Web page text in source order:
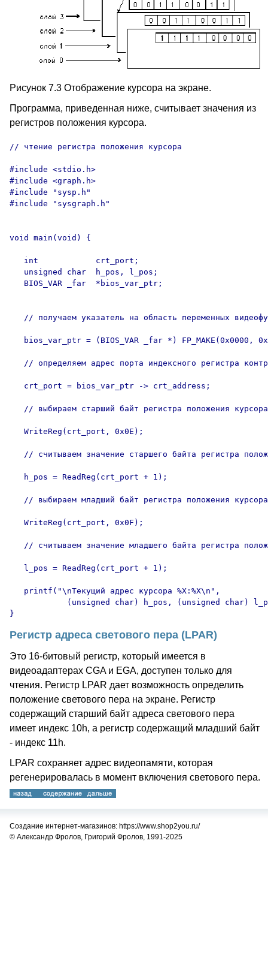
Рисунок 7.3 Отображение курсора на экране.
Программа, приведенная ниже, считывает значения из
регистров положения курсора.
// чтение регистра положения курсора
#include <stdio.h>
#include <graph.h>
#include "sysp.h"
#include "sysgraph.h"
void main(void) {
   int            crt_port;
   unsigned char  h_pos, l_pos;
   BIOS_VAR _far  *bios_var_ptr;
// получаем указатель на область переменных
bios_var_ptr = (BIOS_VAR _far *) FP_MAKE(0x0000,
// определяем адрес порта индексного регистра
   crt_port = bios_var_ptr -> crt_address;
   // выбираем старший байт регистра положения курсора
   WriteReg(crt_port, 0x0E);
// считываем значение старшего байта регистра
   h_pos = ReadReg(crt_port + 1);
   // выбираем младший байт регистра положения курсора
   WriteReg(crt_port, 0x0F);
// считываем значение младшего байта регистра
   l_pos = ReadReg(crt_port + 1);
   printf("\nТекущий адрес курсора %X:%X\n",
(unsigned char) h_pos, (unsigned char)
}
Регистр адреса светового пера (LPAR)
Это 16-битовый регистр, который имеется в
видеоадаптерах CGA и EGA, доступен только для
чтения. Регистр LPAR дает возможность определить
положение светового пера на экране. Регистр
содержащий старший байт адреса светового пера
имеет индекс 10h, а регистр содержащий младший байт
- индекс 11h.
LPAR сохраняет адрес видеопамяти, которая
регенерировалась в момент включения светового пера.
Создание интернет-магазинов: https://www.shop2you.ru/
© Александр Фролов, Григорий Фролов, 1991-2025